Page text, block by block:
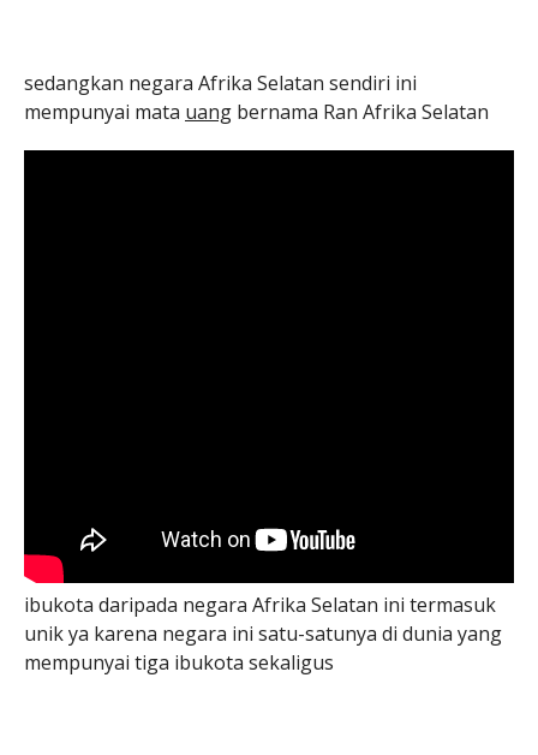
sedangkan negara Afrika Selatan sendiri ini
mempunyai mata uang bernama Ran Afrika Selatan
ibukota daripada negara Afrika Selatan ini termasuk
unik ya karena negara ini satu-satunya di dunia yang
mempunyai tiga ibukota sekaligus